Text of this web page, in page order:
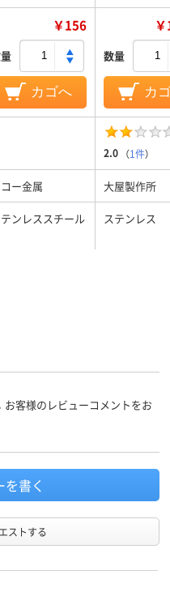
￥156
カゴへ
数量
カ
2.0 （1件）
ー金属 大屋製作所
ンレススチール ステンレス
客様のレビューコメントをお
を書く
ストする